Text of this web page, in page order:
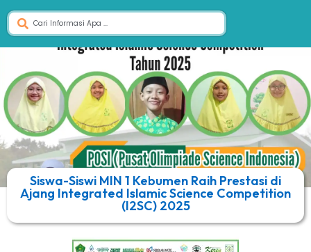
Siswa-Siswi MIN 1 Kebumen Raih Prestasi di
Ajang Integrated Islamic Science Competition
(I2SC) 2025